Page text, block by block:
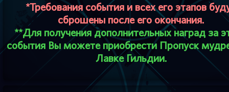
*Требования события и всех его этапов
сброшены после его окончания.
**Для получения дополнительных наград за
события Вы можете приобрести Пропуск
Лавке Гильдии.